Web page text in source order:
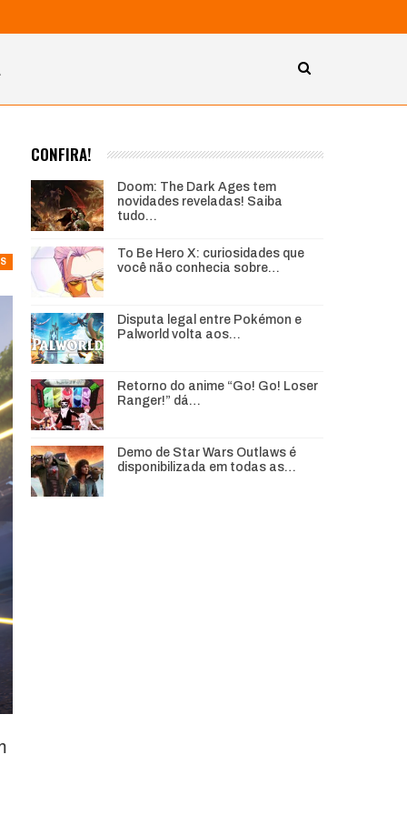
CONFIRA!
Doom: The Dark Ages tem
novidades reveladas! Saiba
tudo…
To Be Hero X: curiosidades que
você não conhecia sobre…
Disputa legal entre Pokémon e
Palworld volta aos…
Retorno do anime “Go! Go! Loser
Ranger!” dá…
Demo de Star Wars Outlaws é
disponibilizada em todas as…